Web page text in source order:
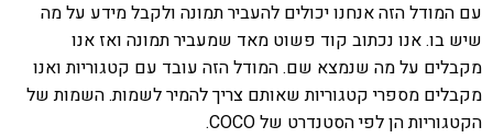
עם המודל הזה אנחנו יכולים להעביר תמונה ולקבל מידע על מה
שיש בו. אנו נכתוב קוד פשוט מאד שמעביר תמונה ואז אנו
מקבלים על מה שנמצא שם. המודל הזה עובד עם קטגוריות ואנו
מקבלים מספרי קטגוריות שאותם צריך להמיר לשמות. השמות של
הקטגוריות הן לפי הסטנדרט של COCO.